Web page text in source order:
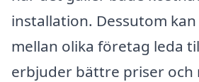
installation. Dessutom
mellan olika företag leda
erbjuder bättre priser och